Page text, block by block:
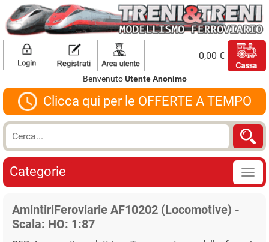
0,00 €
BenvenutoUtente Anonimo
Clicca qui per le OFFERTE A TEMPO
Categorie
AmintiriFeroviarie AF10202 (Locomotive) -
Scala: HO: 1:87